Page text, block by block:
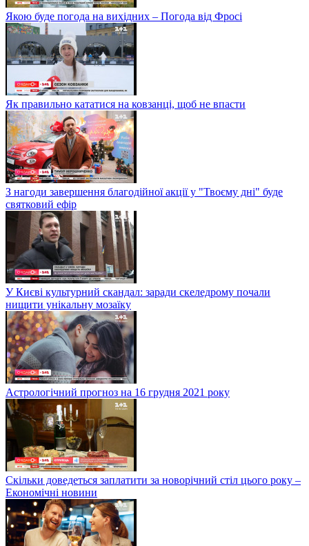
Якою буде погода на вихідних – Погода від Фросі
Як правильно кататися на ковзанці, щоб не впасти
З нагоди завершення благодійної акції у "Твоєму дні" буде
святковий ефір
У Києві культурний скандал: заради скеледрому почали
нищити унікальну мозаїку
Астрологічний прогноз на 16 грудня 2021 року
Скільки доведеться заплатити за новорічний стіл цього року –
Економічні новини